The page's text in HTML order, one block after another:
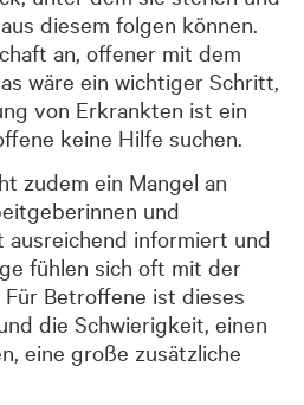
diesem folgen können.
an, offener mit dem
wäre ein wichtiger Schritt,
von Erkrankten ist ein
keine Hilfe suchen.
zudem ein Mangel an
und
informiert und
fühlen sich oft mit der
Betroffene ist dieses
die Schwierigkeit, einen
eine große zusätzliche